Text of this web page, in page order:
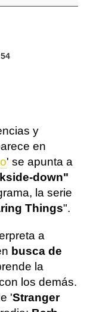
y
en
' se apunta a
down"
la serie
Things".
a
busca de
la
los demás.
'Stranger